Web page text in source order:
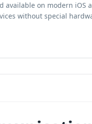
available on modern iOS
without special